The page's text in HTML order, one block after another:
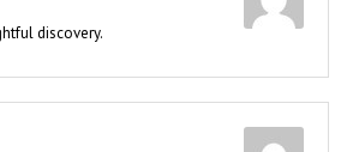
discovery.